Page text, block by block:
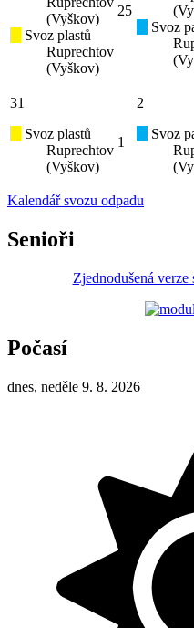
(Vyškov)
Svoz plastů
Ruprechtov
(Vyškov)
25
Svoz
31
Svoz plastů
Ruprechtov
(Vyškov)
1
2
Svoz
Kalendář svozu odpadu
Senioři
Zjednodušená
Počasí
dnes, neděle 9. 8. 2026